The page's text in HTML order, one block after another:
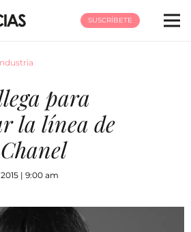
SUSCRÍBETE
para
la línea de
| 9:00 am